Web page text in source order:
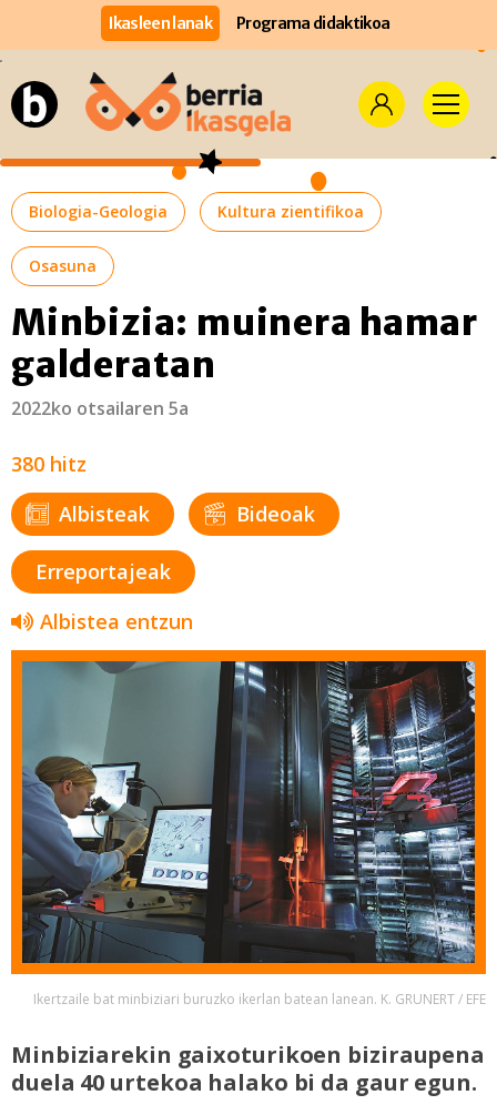
Ikasleen lanak Programa didaktikoa
Biologia-Geologia Kultura zientifikoa
Osasuna
Minbizia: muinera hamar
galderatan
2022ko otsailaren 5a
380 hitz
Albisteak
Bideoak
Erreportajeak
Albistea entzun
Ikertzaile bat minbiziari buruzko ikerlan batean lanean. K. GRUNERT / EFE
Minbiziarekin gaixoturikoen biziraupena
duela 40 urtekoa halako bi da gaur egun.